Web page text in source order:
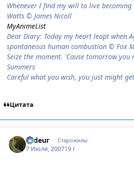
When­ever I find my will to live
Watts © James Nicoll
MyAnimeList
Dear Diary: Today my heart leapt when
spontaneous human combustion © Fox
Seize the moment. 'Cause tomorrow
Summers
Careful what you wish, you just might
Цитата
Ardeur Старожилы
7 Июля, 200719 г